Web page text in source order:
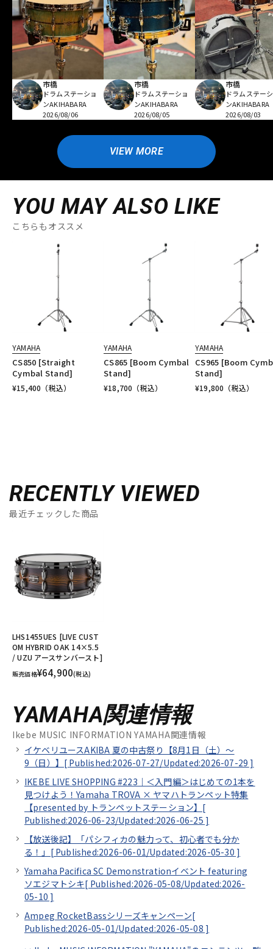
市橋
ドラムステーショ
ンAKIHABARA
2026/08/06
市橋
ドラムステーショ
ンAKIHABARA
2026/08/05
市橋
ドラムステー
ンAKIHABARA
2026/08/03
VIEW MORE
YOU MAY ALSO LIKE
こちらもオススメ
YAMAHA
CS850 [Straight
Cymbal Stand]
¥15,400 （税込）
YAMAHA
CS865 [Boom Cymbal
Stand]
¥18,700 （税込）
YAMAHA
CS965 [Boom
Stand]
¥19,800 （税込）
RECENTLY VIEWED
最近チェックした商品
LHS1455UES [LIVE CUST
OM HYBRID OAK 14×5.5
/ UZU アースサンバースト]
販売価格¥64,900(税込)
YAMAHA関連情報
Ikebe MUSIC INFORMATION YAMAHA関連情報
イケベリユースAKIBA 夏の中古祭り【8月1日（土）～
9（日）】[ Published:2026-07-27/Updated:2026-07-29 ]
IKEBE LIVE SHOPPING #223｜＜入門編＞はじめての1本を
見つけよう！Yamaha TROVA × ヤマハトランペット特集
【presented by トランペットステーション】[
Published:2026-06-23/Updated:2026-06-25 ]
【放送後記】「パシフィカの魅力って、初心者でも分か
る！」[ Published:2026-06-01/Updated:2026-05-30 ]
Yamaha Pacifica SC Demonstrationイベント featuring
ソエジマトシキ[ Published:2026-05-08/Updated:2026-
05-10 ]
Ampeg RocketBassシリーズキャンペーン[
Published:2026-05-01/Updated:2026-05-08 ]